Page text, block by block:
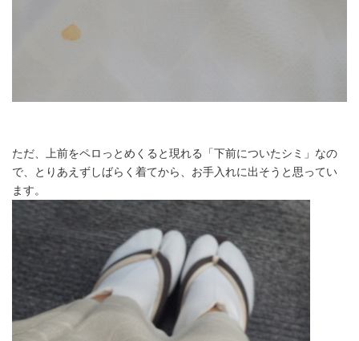
ただ、上前をペロっとめくると現れる「下前についたシミ」なの
で、とりあえずしばらく着てから、お手入れに出そうと思ってい
ます。